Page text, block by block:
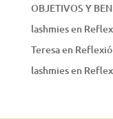
OBJETIVOS Y
lashmiesen
Teresaen
lashmiesen